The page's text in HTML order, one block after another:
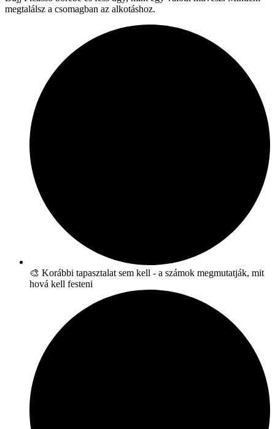
megtalálsz a csomagban az alkotáshoz.
🎨 Korábbi tapasztalat sem kell - a számok megmutatják, mit
hová kell festeni